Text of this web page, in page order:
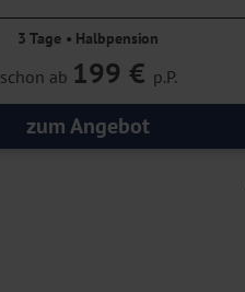
3 Tage • Halbpension
schon ab 199 € p.P.
zum Angebot